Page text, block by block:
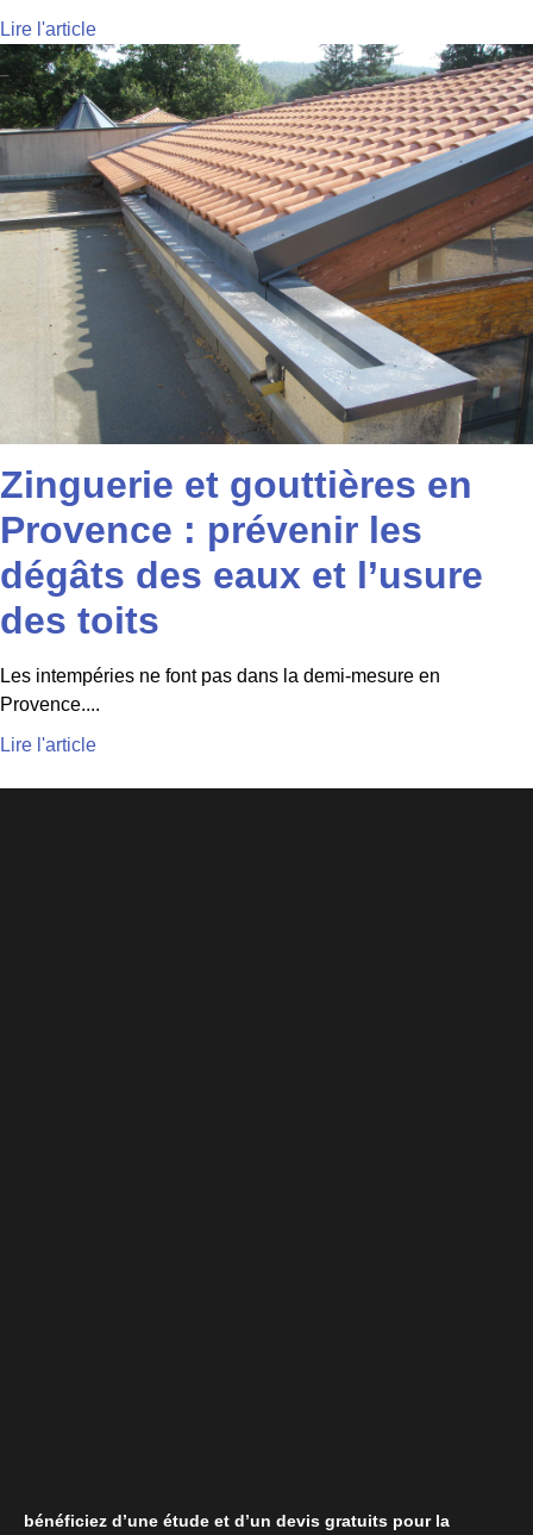
Lire l'article
Zinguerie et gouttières en
Provence : prévenir les
dégâts des eaux et l’usure
des toits
Les intempéries ne font pas dans la demi-mesure en
Provence....
Lire l'article
bénéficiez d’une étude et d’un devis gratuits pour la